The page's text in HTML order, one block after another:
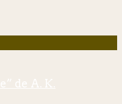
de A. K.